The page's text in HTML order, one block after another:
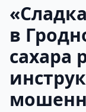
в
сахара